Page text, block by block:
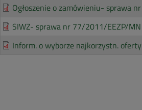
Ogłoszenie o zamówieniu- sprawa
SIWZ- sprawa nr 77/2011/EEZP/MN
Inform. o wyborze najkorzystn.